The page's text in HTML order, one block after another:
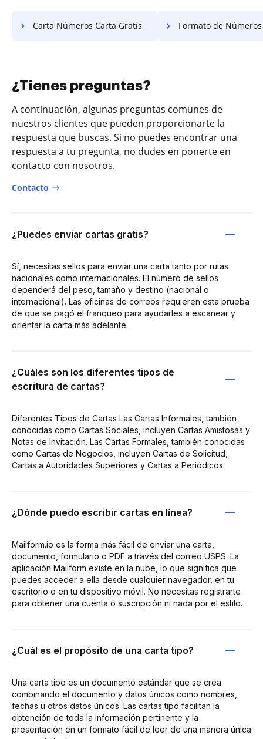
Carta Números Carta Gratis Formato de Números
¿Tienes preguntas?
A continuación, algunas preguntas comunes de
nuestros clientes que pueden proporcionarte la
respuesta que buscas. Si no puedes encontrar una
respuesta a tu pregunta, no dudes en ponerte en
contacto con nosotros.
Contacto
¿Puedes enviar cartas gratis?
Sí, necesitas sellos para enviar una carta tanto por rutas
nacionales como internacionales. El número de sellos
dependerá del peso, tamaño y destino (nacional o
internacional). Las oficinas de correos requieren esta prueba
de que se pagó el franqueo para ayudarles a escanear y
orientar la carta más adelante.
¿Cuáles son los diferentes tipos de
escritura de cartas?
Diferentes Tipos de Cartas Las Cartas Informales, también
conocidas como Cartas Sociales, incluyen Cartas Amistosas y
Notas de Invitación. Las Cartas Formales, también conocidas
como Cartas de Negocios, incluyen Cartas de Solicitud,
Cartas a Autoridades Superiores y Cartas a Periódicos.
¿Dónde puedo escribir cartas en línea?
Mailform.io es la forma más fácil de enviar una carta,
documento, formulario o PDF a través del correo USPS. La
aplicación Mailform existe en la nube, lo que significa que
puedes acceder a ella desde cualquier navegador, en tu
escritorio o en tu dispositivo móvil. No necesitas registrarte
para obtener una cuenta o suscripción ni nada por el estilo.
¿Cuál es el propósito de una carta tipo?
Una carta tipo es un documento estándar que se crea
combinando el documento y datos únicos como nombres,
fechas u otros datos únicos. Las cartas tipo facilitan la
obtención de toda la información pertinente y la
presentación en un formato fácil de leer de una manera única